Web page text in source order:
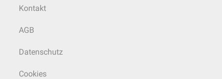
Kontakt
AGB
Datenschutz
Cookies